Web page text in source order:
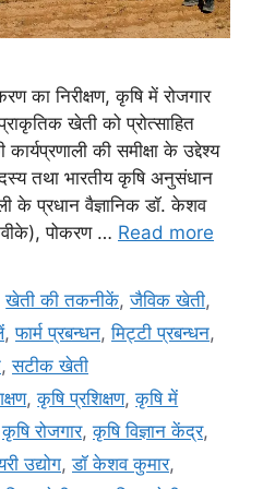
का निरीक्षण, कृषि में रोजगार
खेती को प्रोत्साहित
की समीक्षा के उद्देश्य
तथा भारतीय कृषि अनुसंधान
के प्रधान वैज्ञानिक डॉ. केशव
पोकरण … Read more
खेती की तकनीकें,जैविक खेती,
,फार्म प्रबन्धन,मि‌ट्टी प्रबन्धन,
,सटीक खेती
,कृषि प्रशिक्षण,कृषि में
कृषि रोजगार,कृषि विज्ञान केंद्र,
उद्योग,डॉ केशव कुमार,